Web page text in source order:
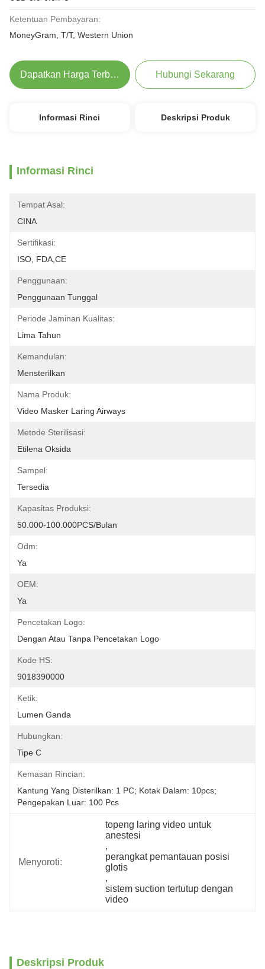
Ketentuan Pembayaran:
MoneyGram, T/T, Western Union
Dapatkan Harga Terbaik Hubungi Sekarang
Informasi Rinci Deskripsi Produk
Informasi Rinci
Tempat Asal:
CINA
Sertifikasi:
ISO, FDA,CE
Penggunaan:
Penggunaan Tunggal
Periode Jaminan Kualitas:
Lima Tahun
Kemandulan:
Mensterilkan
Nama Produk:
Video Masker Laring Airways
Metode Sterilisasi:
Etilena Oksida
Sampel:
Tersedia
Kapasitas Produksi:
50.000-100.000PCS/Bulan
Odm:
Ya
OEM:
Ya
Pencetakan Logo:
Dengan Atau Tanpa Pencetakan Logo
Kode HS:
9018390000
Ketik:
Lumen Ganda
Hubungkan:
Tipe C
Kemasan Rincian:
Kantung Yang Disterilkan: 1 PC; Kotak Dalam: 10pcs;
Pengepakan Luar: 100 Pcs
Menyoroti:
topeng laring video untuk
anestesi
,
perangkat pemantauan posisi
glotis
,
sistem suction tertutup dengan
video
Deskripsi Produk